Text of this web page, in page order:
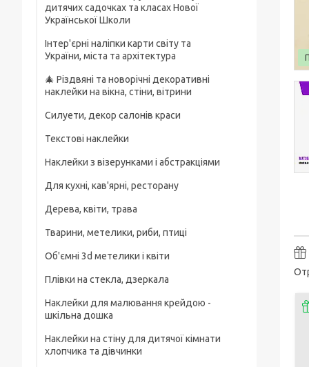
дитячих садочках та класах Нової
Української Школи
Інтер'єрні наліпки карти світу та
України, міста та архітектура
🎄 Різдвяні та новорічні декоративні
наклейки на вікна, стіни, вітрини
Силуети, декор салонів краси
Текстові наклейки
Наклейки з візерунками і абстракціями
Для кухні, кав'ярні, ресторану
Дерева, квіти, трава
Тварини, метелики, риби, птиці
Об'ємні 3d метелики і квіти
Плівки на стекла, дзеркала
Наклейки для малювання крейдою -
шкільна дошка
Наклейки на стіну для дитячої кімнати
хлопчика та дівчинки